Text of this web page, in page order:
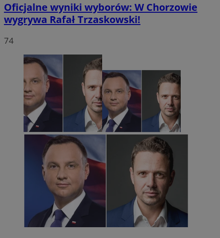
Oficjalne wyniki wyborów: W Chorzowie
wygrywa Rafał Trzaskowski!
74